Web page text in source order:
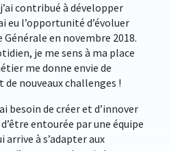
contribué à développer
eu l’opportunité d’évoluer
en novembre 2018.
je me sens à ma place
me donne envie de
nouveaux challenges !
besoin de créer et d’innover
entourée par une équipe
arrive à s’adapter aux